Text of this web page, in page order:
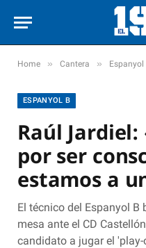
Home » Cantera » Espanyol
ESPANYOL B
Raúl
por ser
estamos a
El técnico del Espanyol B
mesa ante el CD
candidato a jugar el